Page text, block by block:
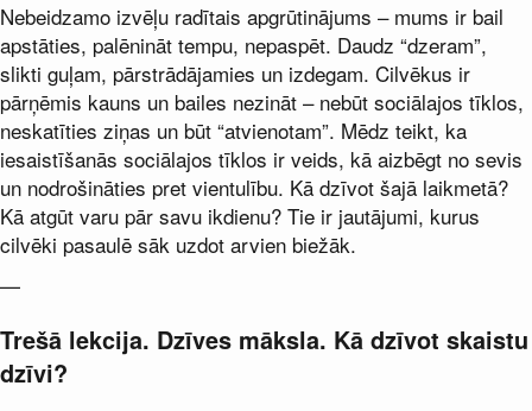
Nebeidzamo izvēļu radītais apgrūtinājums – mums ir bail
apstāties, palēnināt tempu, nepaspēt. Daudz “dzeram”,
slikti guļam, pārstrādājamies un izdegam. Cilvēkus ir
pārņēmis kauns un bailes nezināt – nebūt sociālajos tīklos,
neskatīties ziņas un būt “atvienotam”. Mēdz teikt, ka
iesaistīšanās sociālajos tīklos ir veids, kā aizbēgt no sevis
un nodrošināties pret vientulību. Kā dzīvot šajā laikmetā?
Kā atgūt varu pār savu ikdienu? Tie ir jautājumi, kurus
cilvēki pasaulē sāk uzdot arvien biežāk.
—
Trešā lekcija. Dzīves māksla. Kā dzīvot skaistu
dzīvi?